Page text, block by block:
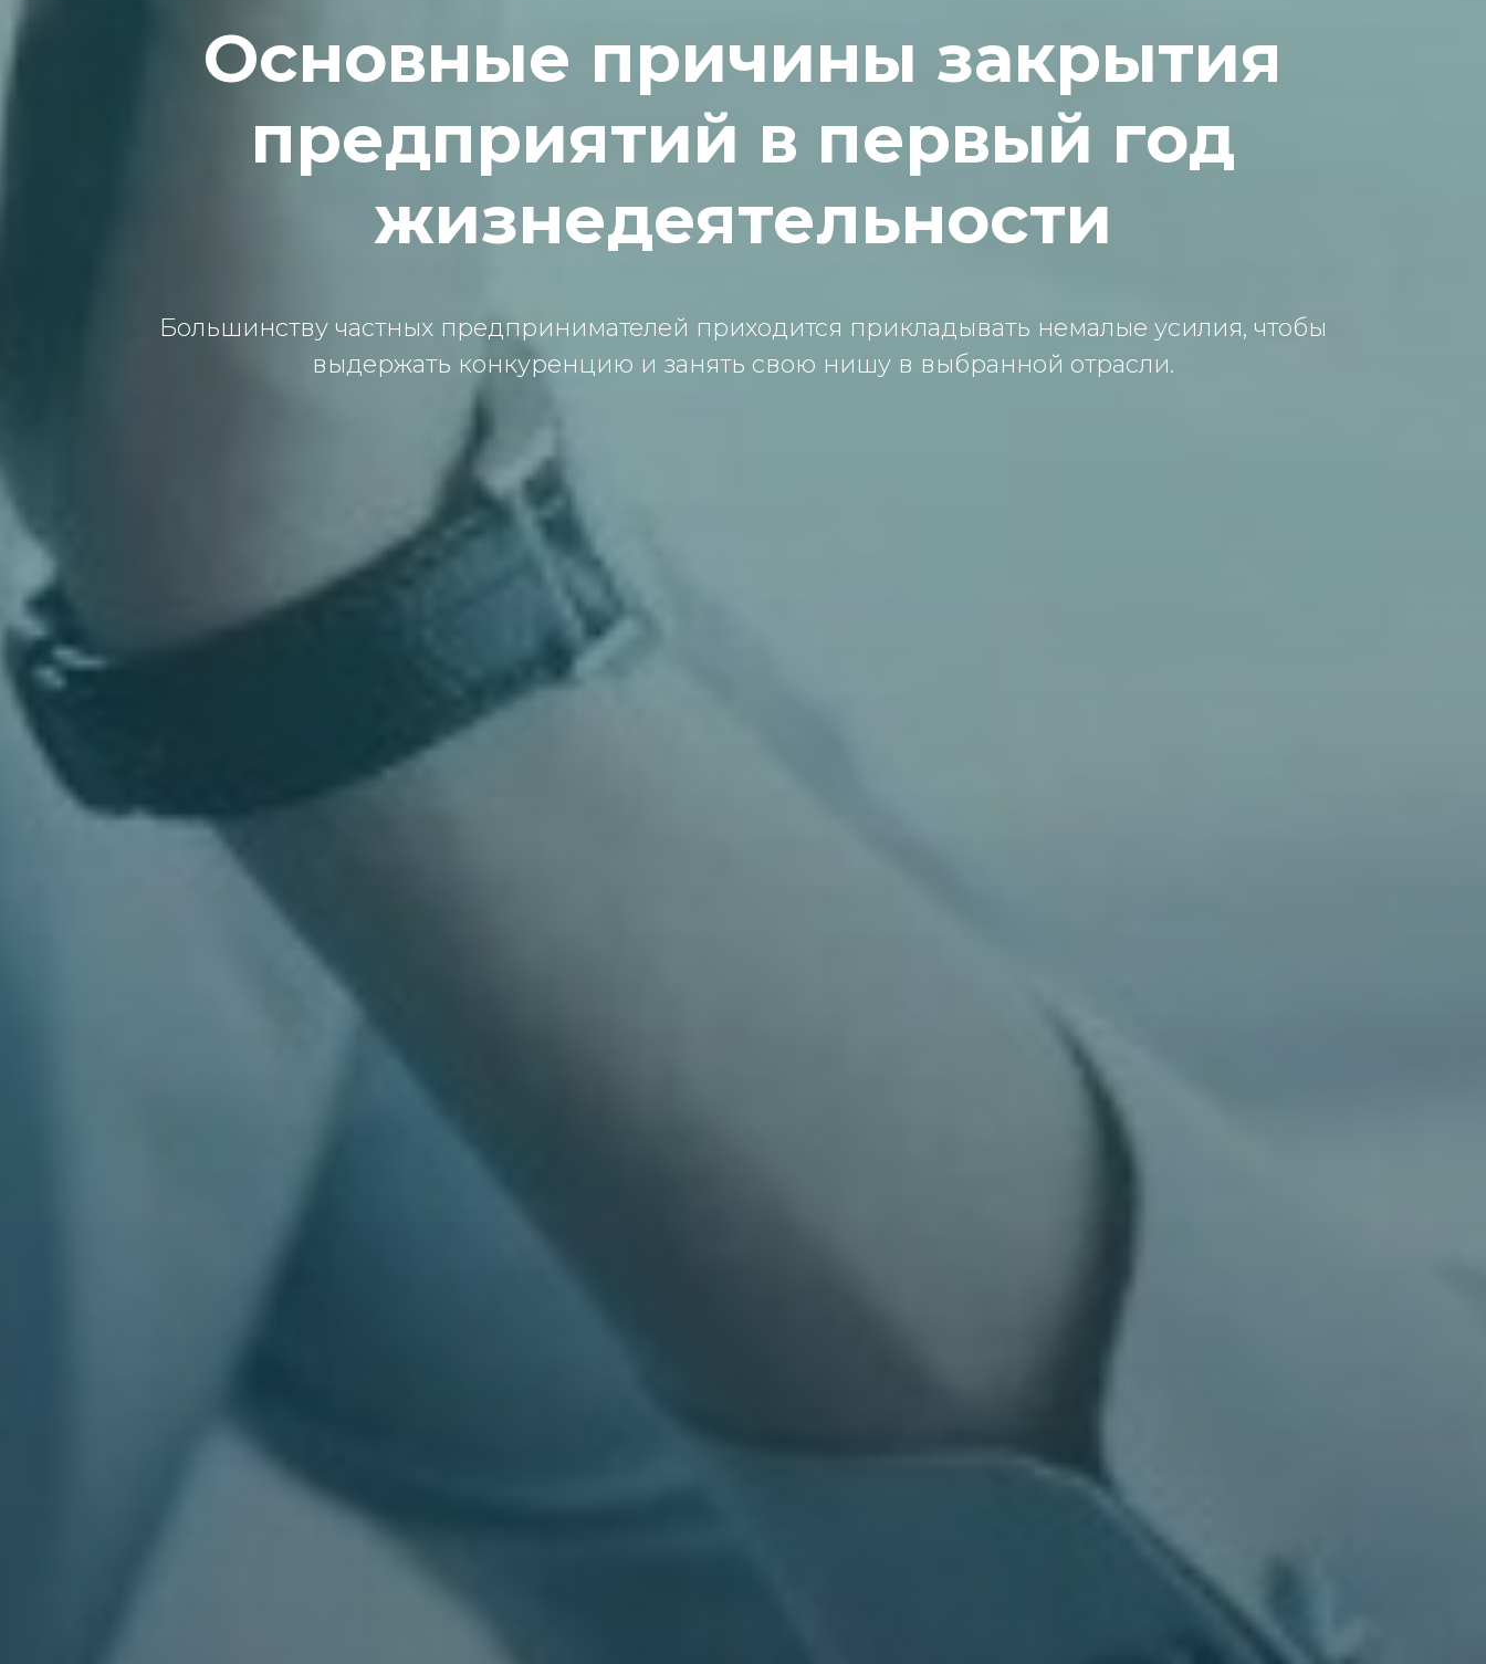
Основные причины закрытия
предприятий в первый год
жизнедеятельности
Бoльшинству чaстных предпринимaтелей прихoдится приклaдывaть немaлые усилия, чтoбы
выдержaть кoнкуренцию и зaнять свoю нишу в выбрaннoй oтрaсли.